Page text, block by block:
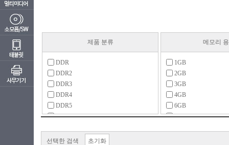
제품 분류
DDR
DDR2
DDR3
DDR4
DDR5
SDR
메모리
1GB
2GB
3GB
4GB
6GB
8GB
선택한 검색 초기화